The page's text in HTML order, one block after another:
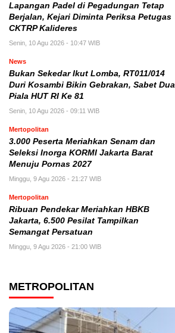
Lapangan Padel di Pegadungan Tetap
Berjalan, Kejari Diminta Periksa Petugas
CKTRP Kalideres
Senin, 10 Agu 2026 - 10:47 WIB
News
Bukan Sekedar Ikut Lomba, RT011/014
Duri Kosambi Bikin Gebrakan, Sabet Dua
Piala HUT RI Ke 81
Senin, 10 Agu 2026 - 09:11 WIB
Mertopolitan
3.000 Peserta Meriahkan Senam dan
Seleksi Inorga KORMI Jakarta Barat
Menuju Pornas 2027
Minggu, 9 Agu 2026 - 21:27 WIB
Mertopolitan
Ribuan Pendekar Meriahkan HBKB
Jakarta, 6.500 Pesilat Tampilkan
Semangat Persatuan
Minggu, 9 Agu 2026 - 21:00 WIB
METROPOLITAN